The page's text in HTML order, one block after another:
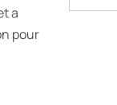
a
pour